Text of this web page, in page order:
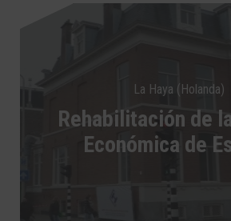
La Haya (Holanda)
Rehabilitación de
Económica de